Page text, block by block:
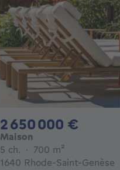
2 650 000 €
Maison
5 ch. 5 chambres
· 700 m²
1640 Rhode-Saint-Genèse